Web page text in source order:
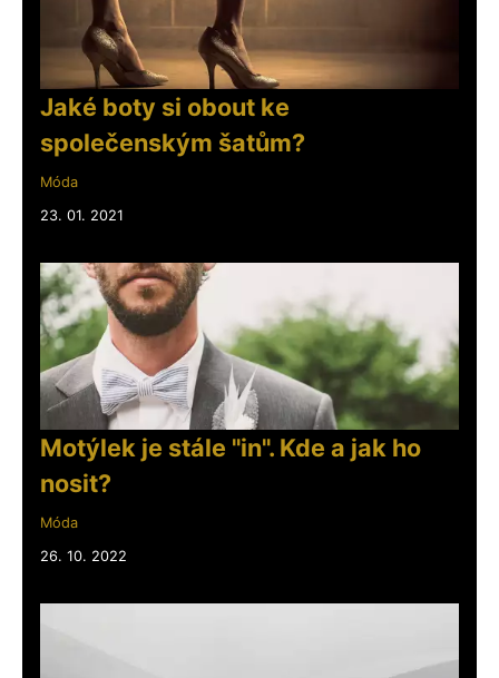
Jaké boty si obout ke
společenským šatům?
Móda
23. 01. 2021
Motýlek je stále "in". Kde a jak ho
nosit?
Móda
26. 10. 2022